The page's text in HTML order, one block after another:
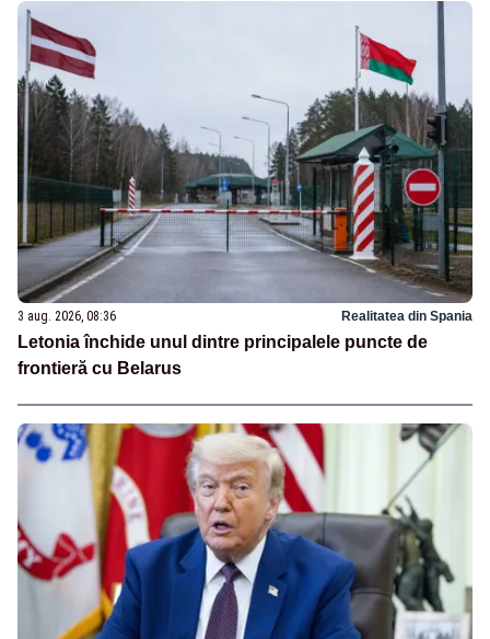
3 aug. 2026, 08:36 Realitatea din Spania
Letonia închide unul dintre principalele puncte de
frontieră cu Belarus